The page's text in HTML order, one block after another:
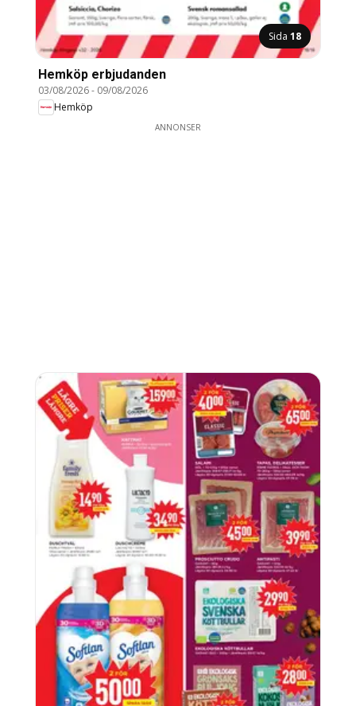
Sida 18
Hemköp erbjudanden
03/08/2026- 09/08/2026
Hemköp
ANNONSER